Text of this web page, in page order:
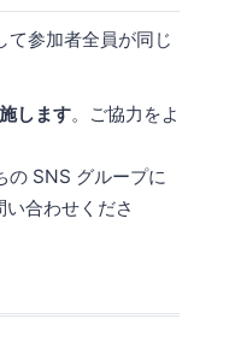
て参加者全員が同じ
します。ご協力をよ
の SNS グループに
合わせくださ